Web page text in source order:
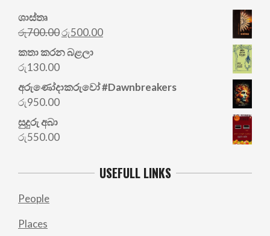
ශාස්තෘ
රු700.00Original
price
was:
රු500.00Current
කතා කරන බළලා
රු130.00
අරු‍ණෝදාකරුවෝ #Dawnbreakers
රු950.00
සුදුරු අබා
රු550.00
USEFULL LINKS
People
Places